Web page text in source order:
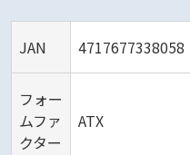
JAN 4717677338058
フォー
ムファ
クター
ATX